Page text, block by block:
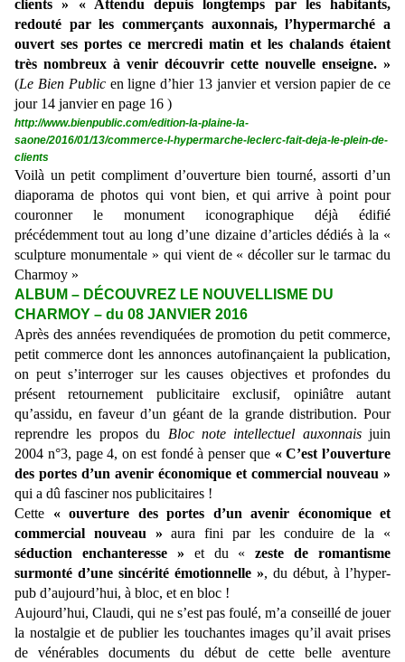
clients » « Attendu depuis longtemps par les habitants,
redouté par les commerçants auxonnais, l’hypermarché a
ouvert ses portes ce mercredi matin et les chalands étaient
très nombreux à venir découvrir cette nouvelle enseigne. »
(Le Bien Public en ligne d’hier 13 janvier et version papier de ce
jour 14 janvier en page 16 )
http://www.bienpublic.com/edition-la-plaine-la-
saone/2016/01/13/commerce-l-hypermarche-leclerc-fait-deja-le-plein-de-
clients
Voilà un petit compliment d’ouverture bien tourné, assorti d’un
diaporama de photos qui vont bien, et qui arrive à point pour
couronner le monument iconographique déjà édifié
précédemment tout au long d’une dizaine d’articles dédiés à la «
sculpture monumentale » qui vient de « décoller sur le tarmac du
Charmoy »
ALBUM – DÉCOUVREZ LE NOUVELLISME DU
CHARMOY – du 08 JANVIER 2016
Après des années revendiquées de promotion du petit commerce,
petit commerce dont les annonces autofinançaient la publication,
on peut s’interroger sur les causes objectives et profondes du
présent retournement publicitaire exclusif, opiniâtre autant
qu’assidu, en faveur d’un géant de la grande distribution. Pour
reprendre les propos du Bloc note intellectuel auxonnais juin
2004 n°3, page 4, on est fondé à penser que« C’est l’ouverture
des portes d’un avenir économique et commercial nouveau »
qui a dû fasciner nos publicitaires !
Cette « ouverture des portes d’un avenir économique et
commercial nouveau »aura fini par les conduire de la «
séduction enchanteresse » et du «zeste de romantisme
surmonté d’une sincérité émotionnelle », du début, à l’hyper-
pub d’aujourd’hui, à bloc, et en bloc !
Aujourd’hui, Claudi, qui ne s’est pas foulé, m’a conseillé de jouer
la nostalgie et de publier les touchantes images qu’il avait prises
de vénérables documents du début de cette belle aventure